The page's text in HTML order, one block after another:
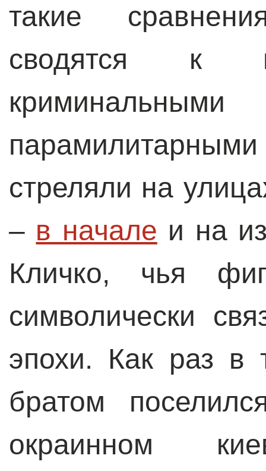
такие
сводятся к
стреляли на
– в начале и на
Кличко, чья
символически
эпохи. Как раз в
братом
окраинном